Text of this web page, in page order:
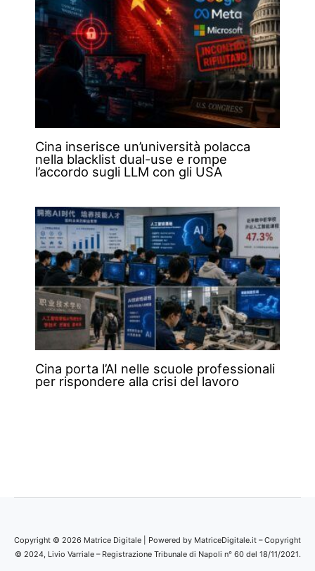
Cina inserisce un’università polacca
nella blacklist dual-use e rompe
l’accordo sugli LLM con gli USA
Cina porta l’AI nelle scuole professionali
per rispondere alla crisi del lavoro
Copyright © 2026 Matrice Digitale | Powered by MatriceDigitale.it – Copyright
© 2024, Livio Varriale – Registrazione Tribunale di Napoli n° 60 del 18/11/2021.